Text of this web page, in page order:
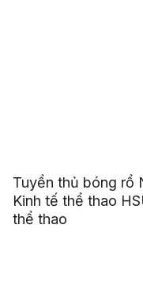
Tuyển thủ bóng rổ
Kinh tế thể thao
thể thao